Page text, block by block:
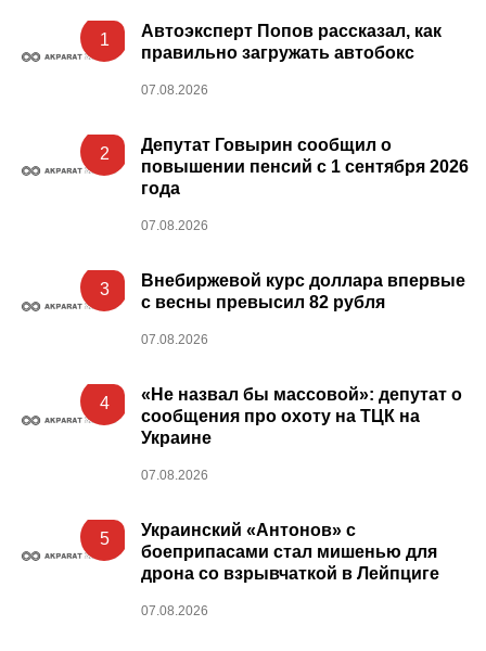
1
Автоэксперт Попов рассказал, как
правильно загружать автобокс
07.08.2026
2
Депутат Говырин сообщил о
повышении пенсий с 1 сентября 2026
года
07.08.2026
3
Внебиржевой курс доллара впервые
с весны превысил 82 рубля
07.08.2026
4
«Не назвал бы массовой»: депутат о
сообщения про охоту на ТЦК на
Украине
07.08.2026
5
Украинский «Антонов» с
боеприпасами стал мишенью для
дрона со взрывчаткой в Лейпциге
07.08.2026